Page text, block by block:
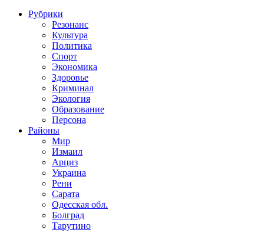
Рубрики
Резонанс
Культура
Политика
Спорт
Экономика
Здоровье
Криминал
Экология
Образование
Персона
Районы
Мир
Измаил
Арциз
Украина
Рени
Сарата
Одесская обл.
Болград
Тарутино